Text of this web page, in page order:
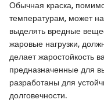
Обычная краска,
температурам, может
выделять вредные
жаровые нагрузки,
делает жаростойкость
предназначенные для
разработаны для
долговечности.